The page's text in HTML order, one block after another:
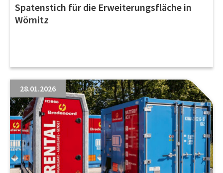
Spatenstich für die Erweiterungsfläche in
Wörnitz
28.01.2026